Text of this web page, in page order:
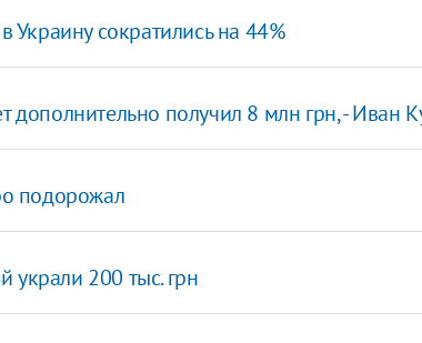
Украину сократились на 44%
получил 8 млн грн, - Иван
подорожал
украли 200 тыс. грн